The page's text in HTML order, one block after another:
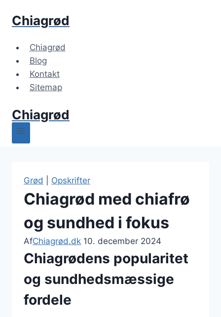
Chiagrød
Chiagrød
Blog
Kontakt
Sitemap
Chiagrød
Grød Opskrifter
Chiagrød med chiafrø
og sundhed i fokus
AfChiagrød.dk 10. december 2024
Chiagrødens popularitet
og sundhedsmæssige
fordele